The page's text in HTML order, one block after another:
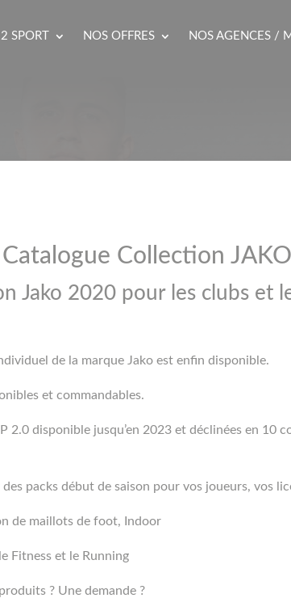
SPORT NOS OFFRES NOS AGENCES /
Catalogue Collection
Jako 2020 pour les clubs et
de la marque Jako est enfin disponible.
et commandables.
2.0 disponible jusqu’en 2023 et déclinées en 10
packs début de saison pour vos joueurs, vos
de maillots de foot, Indoor
Fitness et le Running
? Une demande ?